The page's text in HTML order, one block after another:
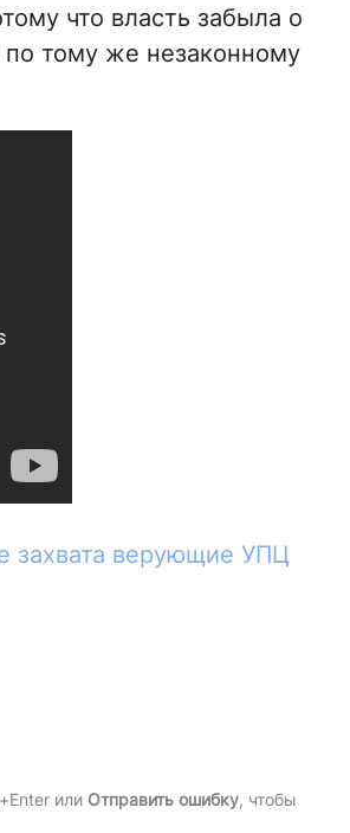
что власть забыла о
тому же незаконному
захвата верующие УПЦ
или Отправить ошибку, чтобы